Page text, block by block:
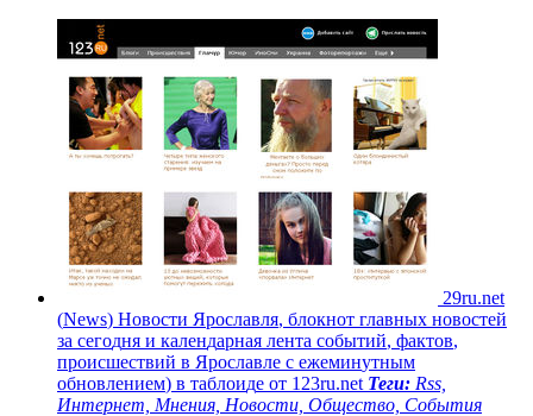
29ru.net
(News) Новости Ярославля, блокнот главных новостей
за сегодня и календарная лента событий, фактов,
происшествий в Ярославле с ежеминутным
обновлением) в таблоиде от 1 23ru.net Теги: Rss,
Интернет, Мнения, Новости, Общество, События